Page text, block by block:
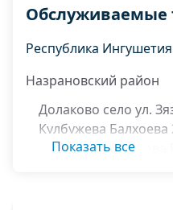
Обслуживаемые
Республика Ингушетия
Назрановский район
Долаково село ул.
Кулбужева
Манкиева Осканова
Показать все